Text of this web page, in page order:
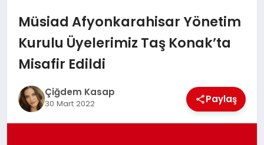
BELEDIYELER
DÜNYA
Müsiad Afyonkarahisar Yönetim
Kurulu Üyelerimiz Taş Konak’ta
Misafir Edildi
Çiğdem Kasap
30 Mart 2022 Paylaş